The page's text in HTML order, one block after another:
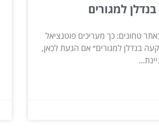
למגורים
טחונים: כך מעריכים פוטנציאל
בנדלן למגורים״ אם הגעת לכאן,